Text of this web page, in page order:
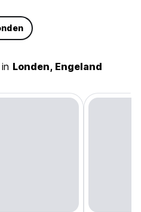
Londen, Engeland